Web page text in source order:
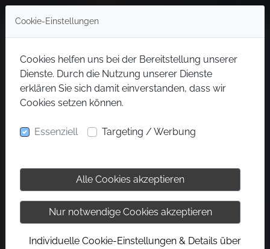
Cookie-Einstellungen
Cookies helfen uns bei der Bereitstellung unserer
Dienste. Durch die Nutzung unserer Dienste
erklären Sie sich damit einverstanden, dass wir
Cookies setzen können.
Essenziell Targeting / Werbung
Alle Cookies akzeptieren
Nur notwendige Cookies akzeptieren
Individuelle Cookie-Einstellungen & Details über